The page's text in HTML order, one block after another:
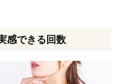
感できる回数